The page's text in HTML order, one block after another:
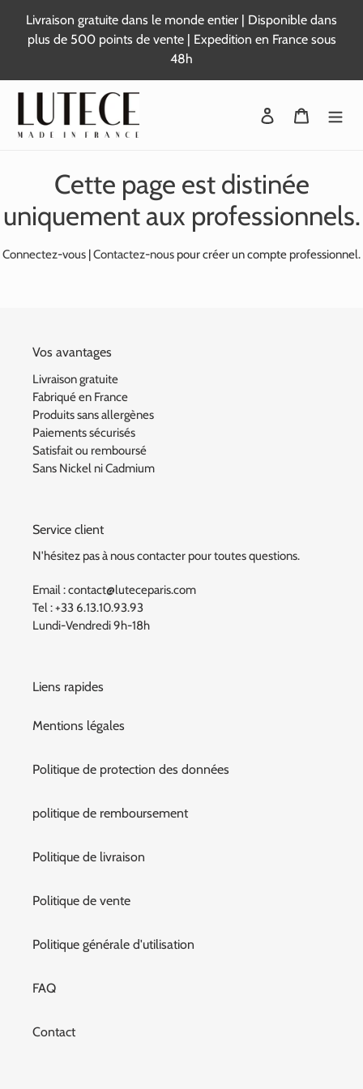
contenu
Livraison gratuite dans le monde entier | Disponible dans
plus de 500 points de vente | Expedition en France sous
48h
Se connecter
Panier
Cette page est distinée
uniquement aux professionnels.
Connectez-vous Contactez-nous pour créer un compte professionnel.
Vos avantages
Livraison gratuite
Fabriqué en France
Produits sans allergènes
Paiements sécurisés
Satisfait ou remboursé
Sans Nickel ni Cadmium
Service client
N'hésitez pas à nous contacter pour toutes questions.
Email : contact@luteceparis.com
Tel : +33 6.13.10.93.93
Lundi-Vendredi 9h-18h
Liens rapides
Mentions légales
Politique de protection des données
politique de remboursement
Politique de livraison
Politique de vente
Politique générale d'utilisation
FAQ
Contact